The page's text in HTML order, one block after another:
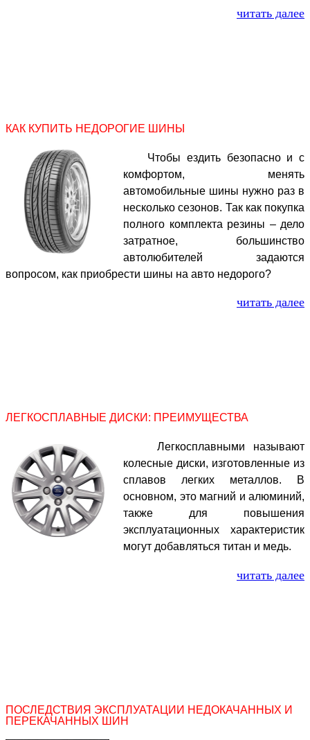
читать далее
КАК КУПИТЬ НЕДОРОГИЕ ШИНЫ
Чтобы ездить безопасно и с
комфортом, менять
автомобильные шины нужно раз в
несколько сезонов. Так как покупка
полного комплекта резины – дело
затратное, большинство
автолюбителей задаются
вопросом, как приобрести шины на авто недорого?
читать далее
ЛЕГКОСПЛАВНЫЕ ДИСКИ: ПРЕИМУЩЕСТВА
Легкосплавными называют
колесные диски, изготовленные из
сплавов легких металлов. В
основном, это магний и алюминий,
также для повышения
эксплуатационных характеристик
могут добавляться титан и медь.
читать далее
ПОСЛЕДСТВИЯ ЭКСПЛУАТАЦИИ НЕДОКАЧАННЫХ И
ПЕРЕКАЧАННЫХ ШИН